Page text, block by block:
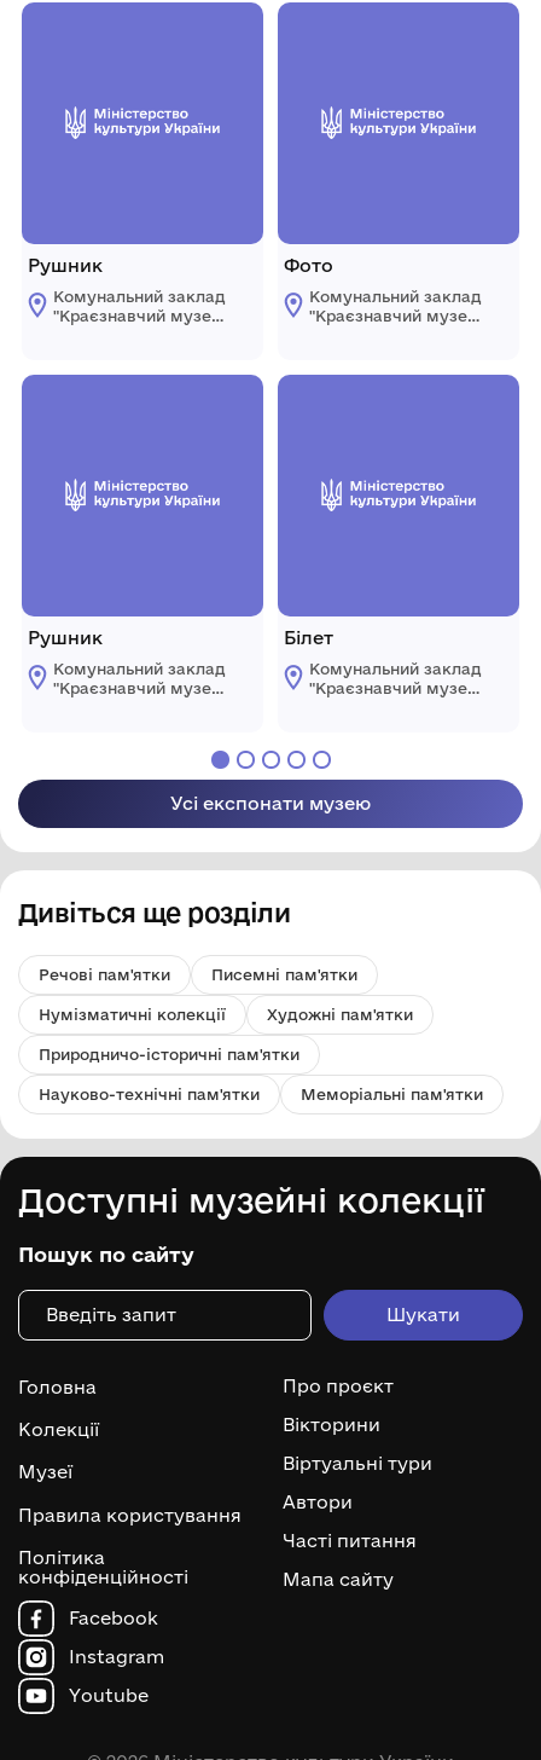
Рушник
Комунальний заклад
"Краєзнавчий музей
Рушник
Комунальний заклад
"Краєзнавчий музей
Фото
Комунальний заклад
"Краєзнавчий музей
Білет
Комунальний заклад
"Краєзнавчий музей
Усі експонати музею
Дивіться ще розділи
Речові пам'ятки Писемні пам'ятки
Нумізматичні колекції Художні пам'ятки
Природничо-історичні пам'ятки
Науково-технічні пам'ятки Меморіальні пам'ятки
Доступні музейні колекції
Пошук по сайту
Головна
Колекції
Музеї
Правила користування
Політика
конфіденційності
Про проєкт
Вікторини
Віртуальні тури
Автори
Часті питання
Мапа сайту
Facebook
Instagram
Youtube